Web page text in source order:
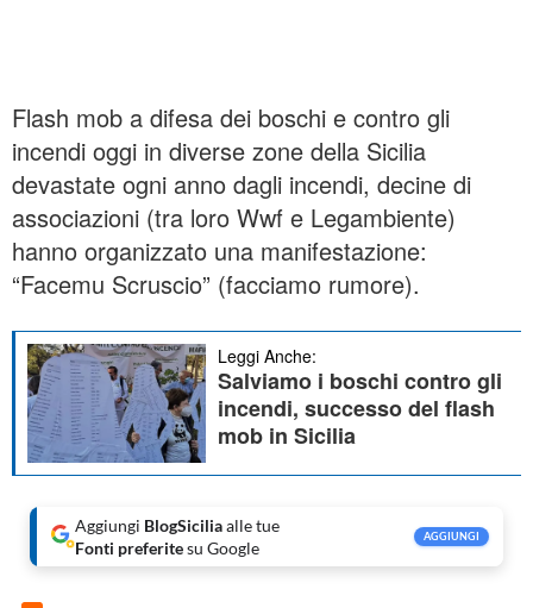
Flash mob a difesa dei boschi e contro gli
incendi oggi in diverse zone della Sicilia
devastate ogni anno dagli incendi, decine di
associazioni (tra loro Wwf e Legambiente)
hanno organizzato una manifestazione:
“Facemu Scruscio” (facciamo rumore).
Leggi Anche:
Salviamo i boschi contro gli
incendi, successo del flash
mob in Sicilia
Aggiungi BlogSiciliaalle tue
Fonti preferitesu Google
AGGIUNGI